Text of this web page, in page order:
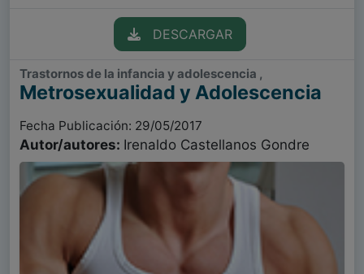
DESCARGAR
Trastornos de la infancia y adolescencia ,
Metrosexualidad y Adolescencia
Fecha Publicación: 29/05/2017
Autor/autores: Irenaldo Castellanos Gondre